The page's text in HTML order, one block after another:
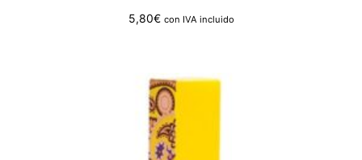
5,80€ con IVA incluido